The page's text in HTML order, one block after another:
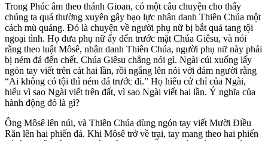
Trong Phúc âm theo thánh Gioan, có một câu chuyện cho thấy
chúng ta quá thường xuyên gây bạo lực nhân danh Thiên Chúa một
cách mù quáng. Đó là chuyện về người phụ nữ bị bắt quả tang tội
ngoại tình. Họ đưa phụ nữ ấy đến trước mặt Chúa Giêsu, và nói
rằng theo luật Môsê, nhân danh Thiên Chúa, người phụ nữ này phải
bị ném đá đến chết. Chúa Giêsu chẳng nói gì. Ngài cúi xuống lấy
ngón tay viết trên cát hai lần, rồi ngẩng lên nói với đám người rằng
“Ai không có tội thì ném đá trước đi.” Họ hiểu cử chỉ của Ngài,
hiểu vì sao Ngài viết trên đất, vì sao Ngài viết hai lần. Ý nghĩa của
hành động đó là gì?
Ông Môsê lên núi, và Thiên Chúa dùng ngón tay viết Mười Điều
Răn lên hai phiến đá. Khi Môsê trở về trại, tay mang theo hai phiến